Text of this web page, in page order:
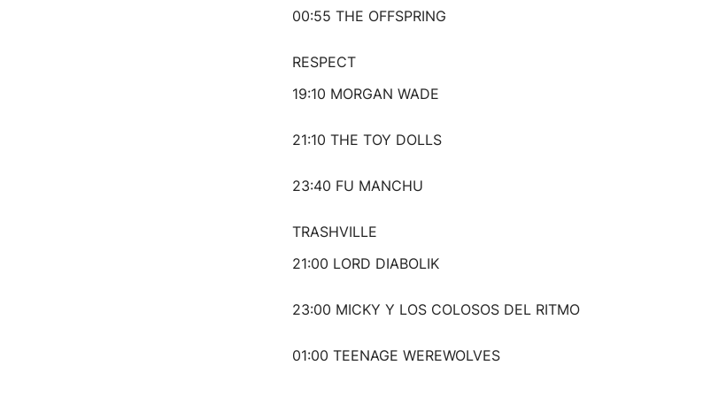
00:55 THE OFFSPRING
RESPECT
19:10 MORGAN WADE
21:10 THE TOY DOLLS
23:40 FU MANCHU
TRASHVILLE
21:00 LORD DIABOLIK
23:00 MICKY Y LOS COLOSOS DEL RITMO
01:00 TEENAGE WEREWOLVES